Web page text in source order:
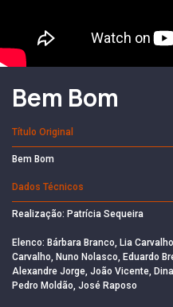
Bem Bom
Título Original
Bem Bom
Dados Técnicos
Realização: Patrícia Sequeira
Elenco: Bárbara Branco, Lia
Carvalho, Nuno Nolasco, Eduardo
Alexandre Jorge, João Vicente,
Pedro Moldão, José Raposo